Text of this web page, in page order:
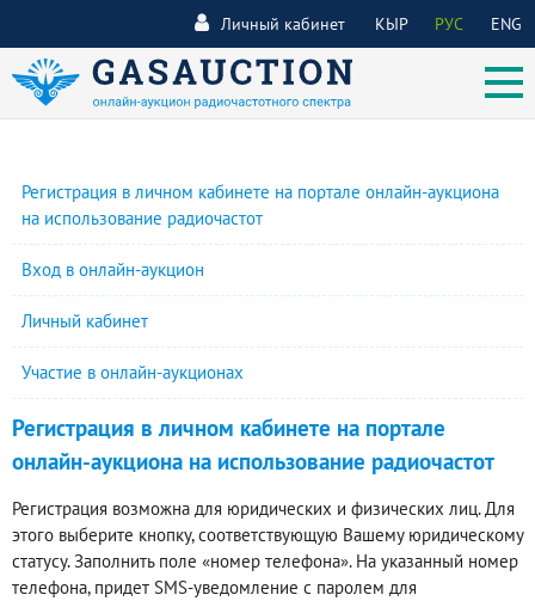
КЫР РУС ENG
Личный кабинет
Регистрация в личном кабинете на портале онлайн-аукциона
на использование радиочастот
Вход в онлайн-аукцион
Личный кабинет
Участие в онлайн-аукционах
Регистрация в личном кабинете на портале
онлайн-аукциона на использование радиочастот
Регистрация возможна для юридических и физических лиц. Для
этого выберите кнопку, соответствующую Вашему юридическому
статусу. Заполнить поле «номер телефона». На указанный номер
телефона, придет SMS-уведомление с паролем для